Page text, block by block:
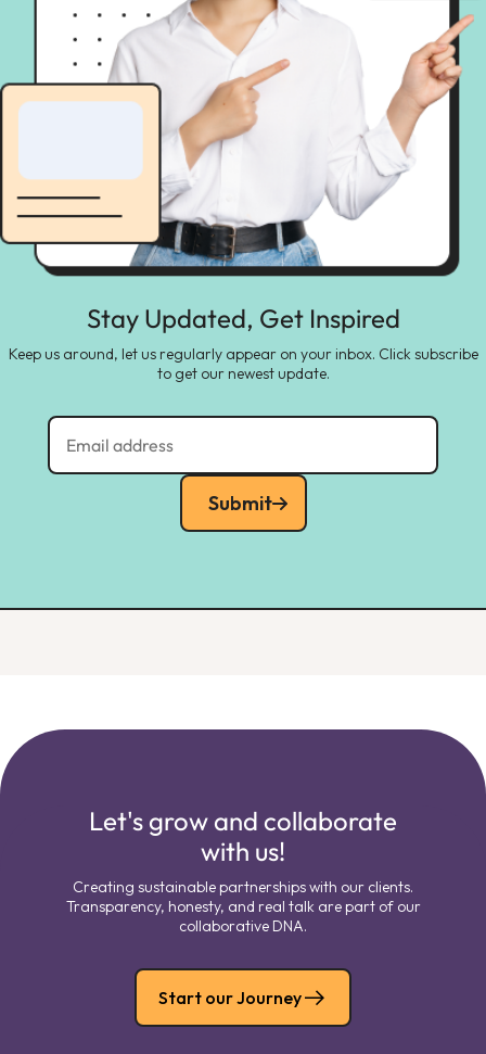
Stay Updated, Get Inspired
Keep us around, let us regularly appear on your inbox. Click subscribe
to get our newest update.
Submit
Let's grow and collaborate
with us!
Creating sustainable partnerships with our clients.
Transparency, honesty, and real talk are part of our
collaborative DNA.
Start our Journey